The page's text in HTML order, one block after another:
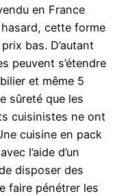
en France
hasard, cette forme
bas. D’autant
peuvent s’étendre
et même 5
sûreté que les
cuisinistes ne ont
cuisine en pack
l’aide d’un
disposer des
faire pénétrer les